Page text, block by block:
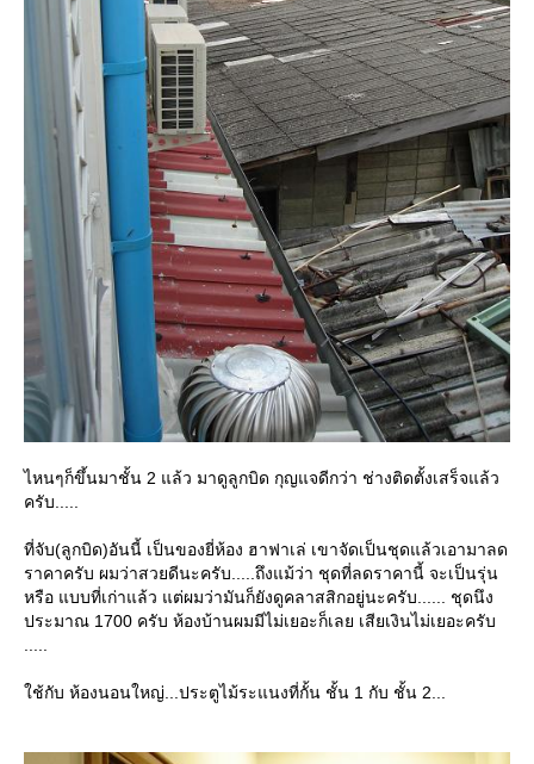
ไหนๆก็ขึ้นมาชั้น 2 แล้ว มาดูลูกบิด กุญแจดีกว่า ช่างติดตั้งเสร็จแล้ว
ครับ.....
ที่จับ(ลูกบิด)อันนี้ เป็นของยี่ห้อง ฮาฟาเล่ เขาจัดเป็นชุดแล้วเอามาลด
ราคาครับ ผมว่าสวยดีนะครับ.....ถึงแม้ว่า ชุดที่ลดราคานี้ จะเป็นรุ่น
หรือ แบบที่เก่าแล้ว แต่ผมว่ามันก็ยังดูคลาสสิกอยู่นะครับ...... ชุดนึง
ประมาณ 1700 ครับ ห้องบ้านผมมีไม่เยอะก็เลย เสียเงินไม่เยอะครับ
ช้กับ ห้องนอนใหญ่...ประตูไม้ระแนงที่กั้น ชั้น 1 กับ ชั้น 2...